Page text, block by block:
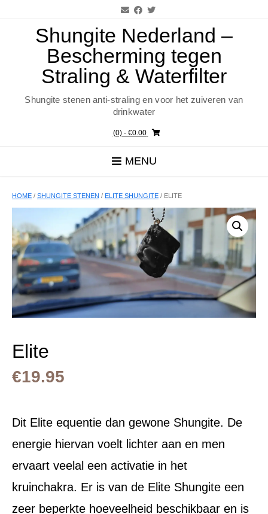
Shungite Nederland –
Bescherming tegen
Straling & Waterfilter
Shungite stenen anti-straling en voor het zuiveren van
drinkwater
(0)- €0.00
MENU
HOME / SHUNGITE STENEN / ELITE SHUNGITE / ELITE
Elite
€19.95
Dit Elite equentie dan gewone Shungite. De
energie hiervan voelt lichter aan en men
ervaart veelal een activatie in het
kruinchakra. Er is van de Elite Shungite een
zeer beperkte hoeveelheid beschikbaar en is